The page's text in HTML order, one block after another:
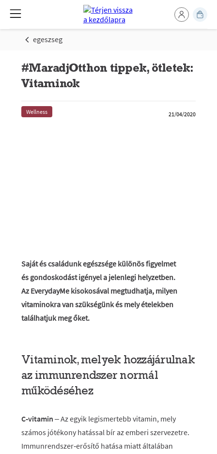
egeszseg
#MaradjOtthon tippek, ötletek:
Vitaminok
Wellness 21/04/2020
Saját és családunk egészsége különös figyelmet
és gondoskodást igényel a jelenlegi helyzetben.
Az EverydayMe kisokosával megtudhatja, milyen
vitaminokra van szükségünk és mely ételekben
találhatjuk meg őket.
Vitaminok, melyek hozzájárulnak
az immunrendszer normál
működéséhez
C‑vitamin – Az egyik legismertebb vitamin, mely
számos jótékony hatással bír az emberi szervezetre.
Immunrendszer‑erősítő hatása miatt általában